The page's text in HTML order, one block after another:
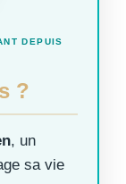
DEPUIS
?
, un
sa vie